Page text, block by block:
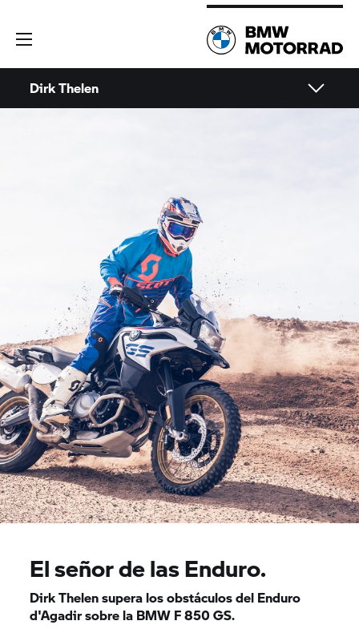
Dirk Thelen
El señor de las Enduro.
Dirk Thelen supera los obstáculos del Enduro
d'Agadir sobre la BMW F 850 GS.